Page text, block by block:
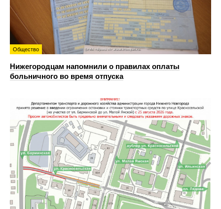
Общество
Нижегородцам напомнили о правилах оплаты
больничного во время отпуска